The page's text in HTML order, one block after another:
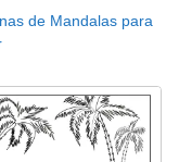
de Mandalas para